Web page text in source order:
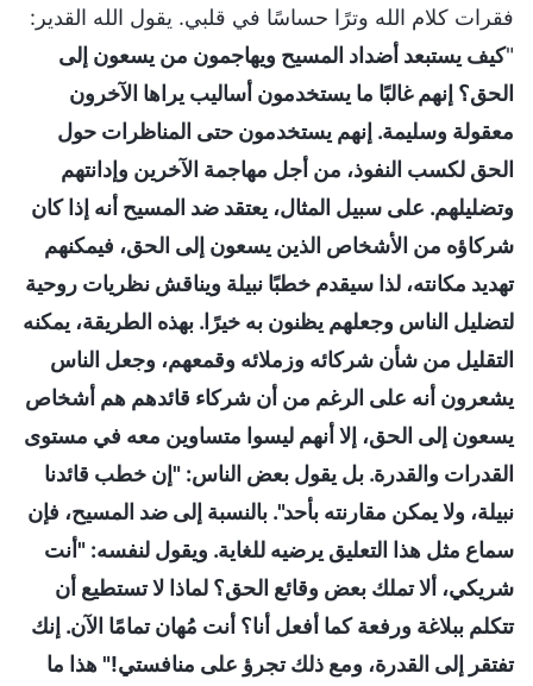
فقرات كلام الله وترًا حساسًا في قلبي. يقول الله القدير:
"كيف يستبعد أضداد المسيح ويهاجمون من يسعون إلى
الحق؟ إنهم غالبًا ما يستخدمون أساليب يراها الآخرون
معقولة وسليمة. إنهم يستخدمون حتى المناظرات حول
الحق لكسب النفوذ، من أجل مهاجمة الآخرين وإدانتهم
وتضليلهم. على سبيل المثال، يعتقد ضد المسيح أنه إذا كان
شركاؤه من الأشخاص الذين يسعون إلى الحق، فيمكنهم
تهديد مكانته، لذا سيقدم خطبًا نبيلة ويناقش نظريات روحية
لتضليل الناس وجعلهم يظنون به خيرًا. بهذه الطريقة، يمكنه
التقليل من شأن شركائه وزملائه وقمعهم، وجعل الناس
يشعرون أنه على الرغم من أن شركاء قائدهم هم أشخاص
يسعون إلى الحق، إلا أنهم ليسوا متساوين معه في مستوى
القدرات والقدرة. بل يقول بعض الناس: "إن خطب قائدنا
نبيلة، ولا يمكن مقارنته بأحد". بالنسبة إلى ضد المسيح، فإن
سماع مثل هذا التعليق يرضيه للغاية. ويقول لنفسه: "أنت
شريكي، ألا تملك بعض وقائع الحق؟ لماذا لا تستطيع أن
تتكلم ببلاغة ورفعة كما أفعل أنا؟ أنت مُهان تمامًا الآن. إنك
تفتقر إلى القدرة، ومع ذلك تجرؤ على منافستي!" هذا ما